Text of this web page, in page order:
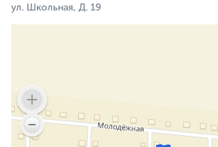
ул. Школьная, Д. 19